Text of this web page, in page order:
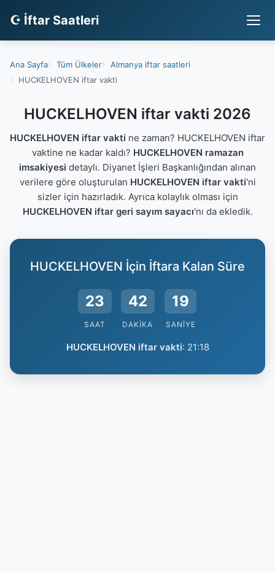
☪ İftar Saatleri
Ana Sayfa Tüm Ülkeler
Almanya iftar saatleri
HUCKELHOVEN iftar vakti
HUCKELHOVEN iftar vakti 2026
HUCKELHOVEN iftar vakti ne zaman? HUCKELHOVEN iftar
vaktine ne kadar kaldı? HUCKELHOVEN ramazan
imsakiyesi detaylı. Diyanet İşleri Başkanlığından alınan
verilere göre oluşturulan HUCKELHOVEN iftar vakti'ni
sizler için hazırladık. Ayrıca kolaylık olması için
HUCKELHOVEN iftar geri sayım sayacı'nı da ekledik.
HUCKELHOVEN İçin İftara Kalan Süre
23
SAAT
42
DAKIKA
18
SANIYE
HUCKELHOVEN iftar vakti: 21:18